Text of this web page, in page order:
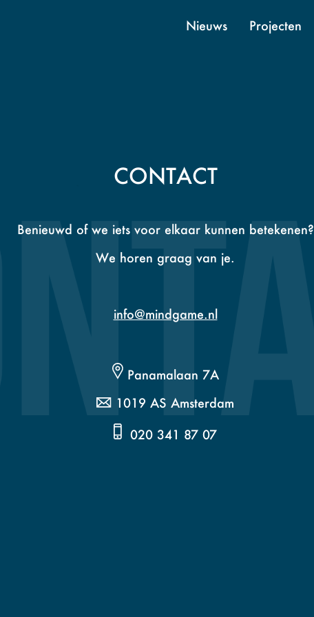
Nieuws Projecten
CONTACT
Benieuwd of we iets voor elkaar kunnen betekenen?
We horen graag van je.
info@mindgame.nl
Panamalaan 7A
1019 AS Amsterdam
020 341 87 07